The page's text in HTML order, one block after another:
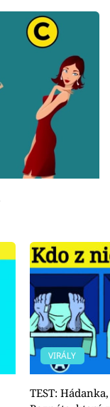
VIRÁLY
TEST: